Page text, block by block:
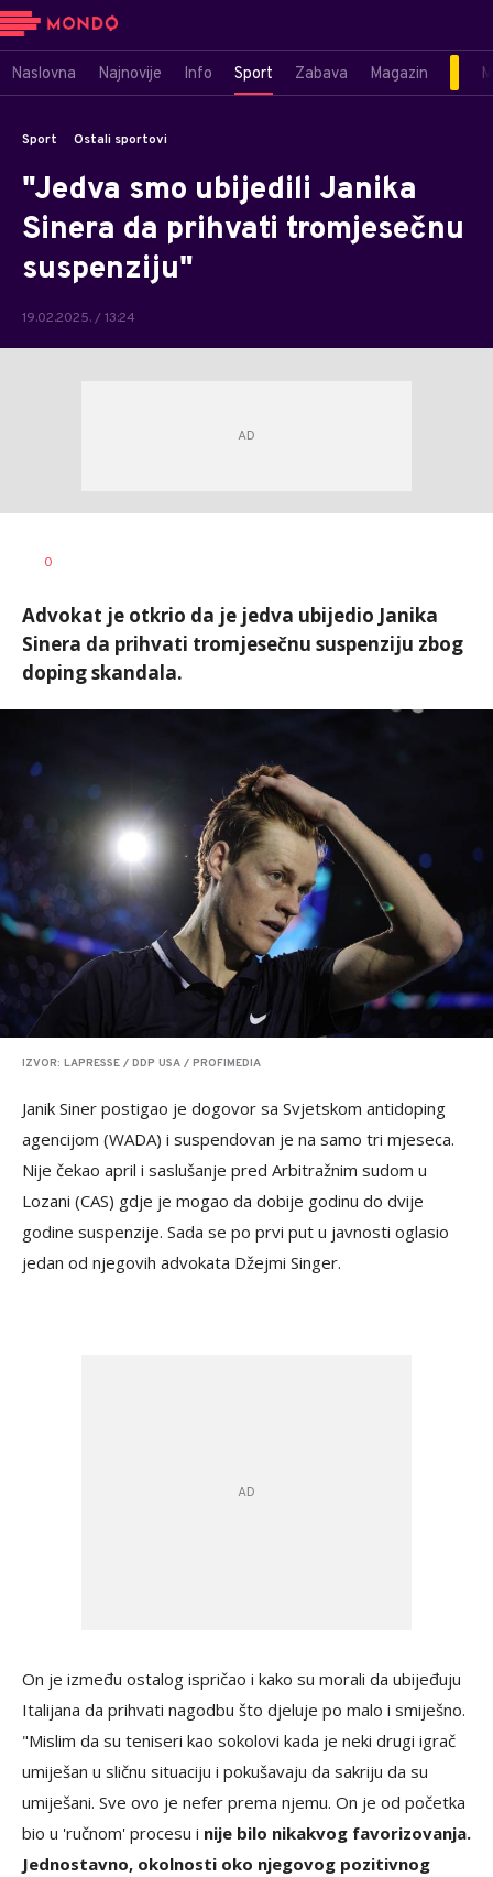
Naslovna Najnovije Info Sport Zabava Magazin
Sport Ostali sportovi
"Jedva smo ubijedili Janika
Sinera da prihvati tromjesečnu
suspenziju"
19.02.2025. / 13:24
AUTOR
0
Advokat je otkrio da je jedva ubijedio Janika
Sinera da prihvati tromjesečnu suspenziju zbog
doping skandala.
IZVOR: LAPRESSE / DDP USA / PROFIMEDIA
Janik Siner postigao je dogovor sa Svjetskom antidoping
agencijom (WADA) i suspendovan je na samo tri mjeseca.
Nije čekao april i saslušanje pred Arbitražnim sudom u
Lozani (CAS) gdje je mogao da dobije godinu do dvije
godine suspenzije. Sada se po prvi put u javnosti oglasio
jedan od njegovih advokata Džejmi Singer.
On je između ostalog ispričao i kako su morali da ubijeđuju
Italijana da prihvati nagodbu što djeluje po malo i smiješno.
"Mislim da su teniseri kao sokolovi kada je neki drugi igrač
umiješan u sličnu situaciju i pokušavaju da sakriju da su
umiješani. Sve ovo je nefer prema njemu. On je od početka
bio u 'ručnom' procesu i nije bilo nikakvog favorizovanja.
Jednostavno, okolnosti oko njegovog pozitivnog